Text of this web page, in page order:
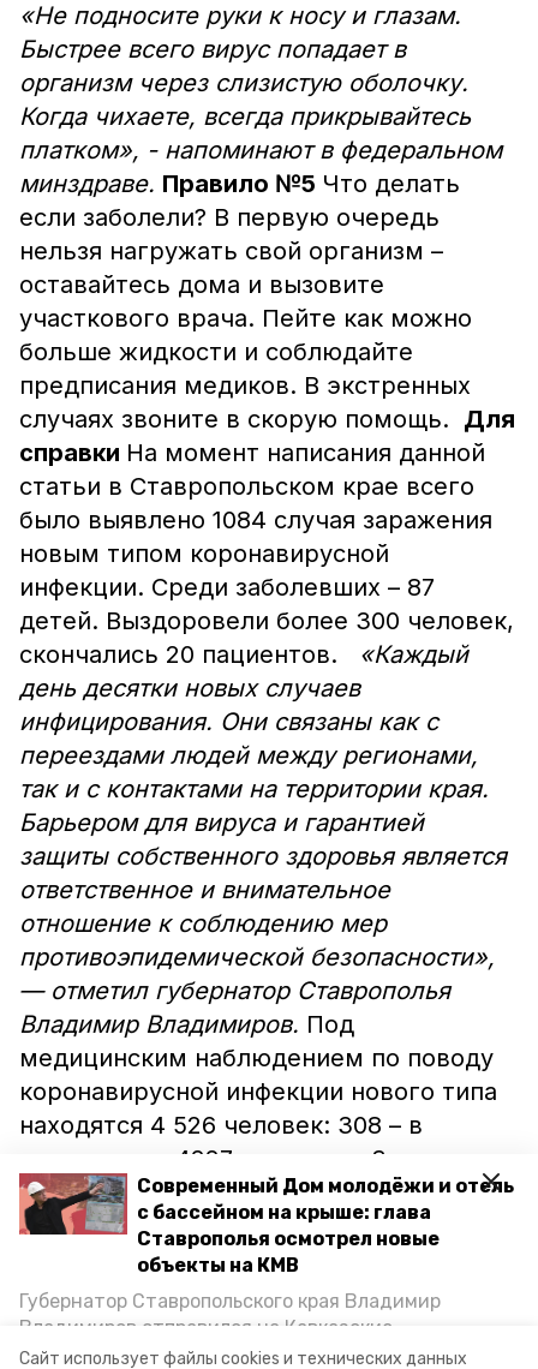
Сайт использует файлы cookies и технических данных
Современный Дом молодёжи и отель
с бассейном на крыше: глава
Ставрополья осмотрел новые
объекты на КМВ
Губернатор Ставропольского края Владимир
Владимиров отправился на Кавказские
Минеральные Воды, чтобы проинспектировать
«Не подносите руки к носу и глазам.
Быстрее всего вирус попадает в
организм через слизистую оболочку.
Когда чихаете, всегда прикрывайтесь
платком», - напоминают в федеральном
минздраве. Правило №5 Что делать
если заболели? В первую очередь
нельзя нагружать свой организм –
оставайтесь дома и вызовите
участкового врача. Пейте как можно
больше жидкости и соблюдайте
предписания медиков. В экстренных
случаях звоните в скорую помощь. Для
справки На момент написания данной
статьи в Ставропольском крае всего
было выявлено 1084 случая заражения
новым типом коронавирусной
инфекции. Среди заболевших – 87
детей. Выздоровели более 300 человек,
скончались 20 пациентов. «Каждый
день десятки новых случаев
инфицирования. Они связаны как с
переездами людей между регионами,
так и с контактами на территории края.
Барьером для вируса и гарантией
защиты собственного здоровья является
ответственное и внимательное
отношение к соблюдению мер
противоэпидемической безопасности»,
— отметил губернатор Ставрополья
Владимир Владимиров. Под
медицинским наблюдением по поводу
коронавирусной инфекции нового типа
находятся 4 526 человек: 308 – в
стационаре, 4227 – на дому. За
последние сутки лаборатории края по
показаниям провели 1262 исследования
на COVID-19, за весь период – 46957.
Работа по дальнейшему выявлению
контактных лиц продолжается,
отметили в министерстве